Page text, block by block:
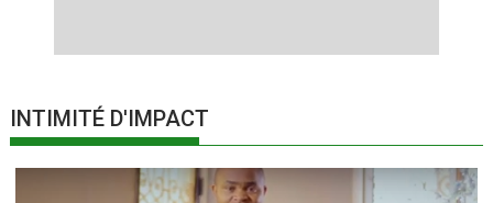
INTIMITÉ D'IMPACT